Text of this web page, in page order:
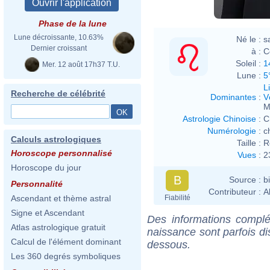
Phase de la lune
Lune décroissante, 10.63%
Dernier croissant
Mer. 12 août 17h37 T.U.
Recherche de célébrité
Calculs astrologiques
Horoscope personnalisé
Horoscope du jour
Personnalité
Ascendant et thème astral
Signe et Ascendant
Atlas astrologique gratuit
Calcul de l'élément dominant
Les 360 degrés symboliques
Né le :
à :
Soleil :
Lune :
Dominantes :
Astrologie Chinoise :
Numérologie :
Taille :
Vues :
B
Fiabilité
Source :
Contributeur :
Des informations
naissance sont parfois
dessous.